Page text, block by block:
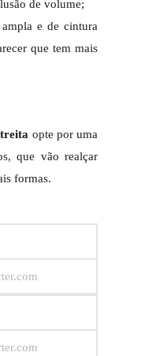
de volume;
e de cintura
que tem mais
opte por uma
que vão realçar
formas.